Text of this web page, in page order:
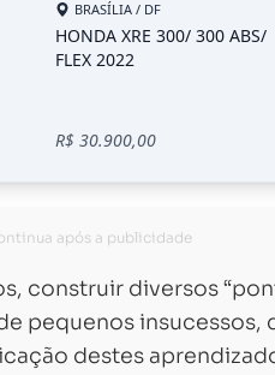
construir diversos
pequenos insucessos,
destes